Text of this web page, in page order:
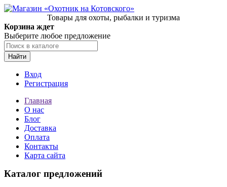
Товары для охоты, рыбалки и туризма
Корзина ждет
Выберите любое предложение
Найти
Вход
Регистрация
Главная
О нас
Блог
Доставка
Оплата
Контакты
Карта сайта
Каталог предложений